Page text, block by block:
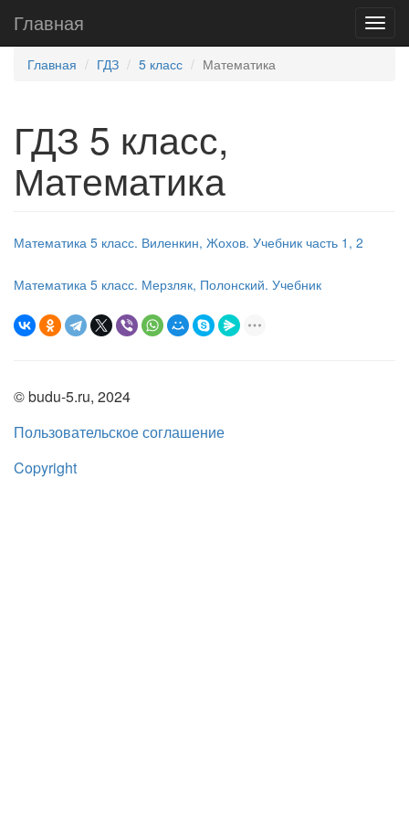
Главная
Главная ГДЗ 5 класс Математика
ГДЗ 5 класс,
Математика
Математика 5 класс. Виленкин, Жохов. Учебник часть 1, 2
Математика 5 класс. Мерзляк, Полонский. Учебник
© budu-5.ru, 2024
Пользовательское соглашение
Copyright